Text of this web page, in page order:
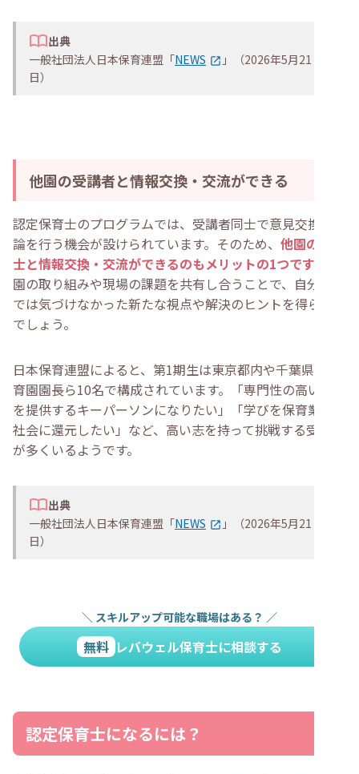
出典
一般社団法人日本保育連盟「NEWS
」（2026年5月21
日）
他園の受講者と情報交換・交流ができる
認定保育士のプログラムでは、受講者同士で意見交換や議
論を行う機会が設けられています。そのため、 他園の保育
士と情報交換・交流ができるのもメリットの1つです
園の取り組みや現場の課題を共有し合うことで、自分一人
では気づけなかった新たな視点や解決のヒントを得られる
でしょう。
日本保育連盟によると、第1期生は東京都内や千葉県の保
育園園長ら10名で構成されています。「専門性の高い保育
を提供するキーパーソンになりたい」「学びを保育業界や
社会に還元したい」など、高い志を持って挑戦する受講生
が多くいるようです。
出典
一般社団法人日本保育連盟「NEWS
」（2026年5月21
日）
＼ スキルアップ可能な職場はある？ ／
無料 レバウェル保育士に相談する
認定保育士になるには？